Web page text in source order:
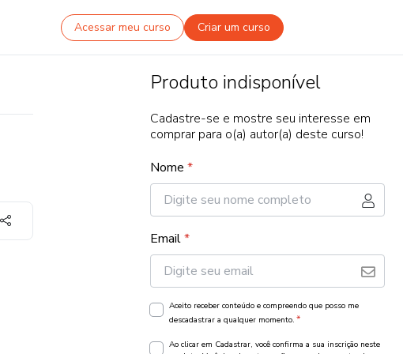
Acessar meu curso Criar um curso
Produto indisponível
Cadastre-se e mostre seu interesse em
comprar para o(a) autor(a) deste curso!
Nome *
Email*
Aceito receber conteúdo e compreendo que posso me
descadastrar a qualquer momento. *
Ao clicar em Cadastrar, você confirma a sua inscrição neste